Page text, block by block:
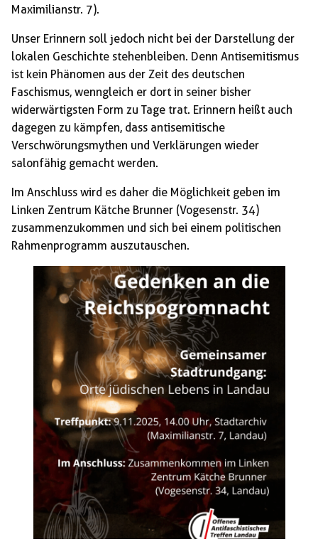
Maximilianstr. 7).
Unser Erinnern soll jedoch nicht bei der Darstellung der
lokalen Geschichte stehenbleiben. Denn Antisemitismus
ist kein Phänomen aus der Zeit des deutschen
Faschismus, wenngleich er dort in seiner bisher
widerwärtigsten Form zu Tage trat. Erinnern heißt auch
dagegen zu kämpfen, dass antisemitische
Verschwörungsmythen und Verklärungen wieder
salonfähig gemacht werden.
Im Anschluss wird es daher die Möglichkeit geben im
Linken Zentrum Kätche Brunner (Vogesenstr. 34)
zusammenzukommen und sich bei einem politischen
Rahmenprogramm auszutauschen.